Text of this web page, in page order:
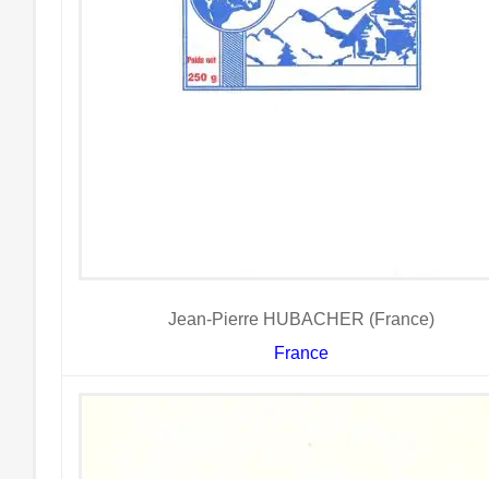
Jean-Pierre HUBACHER (France)
France